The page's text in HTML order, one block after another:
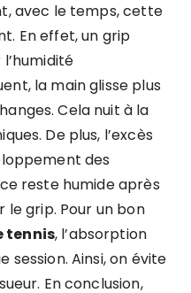
avec le temps, cette
En effet, un grip
la main glisse plus
Cela nuit à la
De plus, l’excès
des
reste humide après
grip. Pour un bon
tennis, l’absorption
Ainsi, on évite
En conclusion,